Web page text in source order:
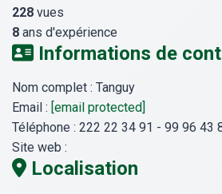
228 vues
8 ans d'expérience
Informations de
Nom complet : Tanguy
Email : [email protected]
Téléphone : 222 22 34 91 - 99 96 43
Site web :
Localisation